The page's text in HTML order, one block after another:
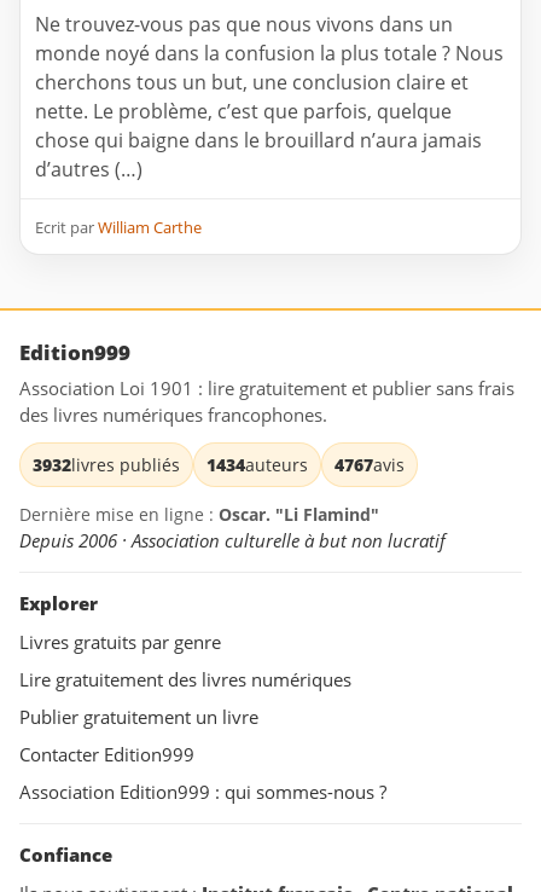
Ne trouvez-vous pas que nous vivons dans un
monde noyé dans la confusion la plus totale ? Nous
cherchons tous un but, une conclusion claire et
nette. Le problème, c’est que parfois, quelque
chose qui baigne dans le brouillard n’aura jamais
d’autres (…)
Ecrit parWilliam Carthe
Edition999
Association Loi 1901 : lire gratuitement et publier sans frais
des livres numériques francophones.
3932livres publiés 1434auteurs 4767avis
Dernière mise en ligne : Oscar. "Li Flamind"
Depuis 2006 · Association culturelle à but non lucratif
Explorer
Livres gratuits par genre
Lire gratuitement des livres numériques
Publier gratuitement un livre
Contacter Edition999
Association Edition999 : qui sommes-nous ?
Confiance